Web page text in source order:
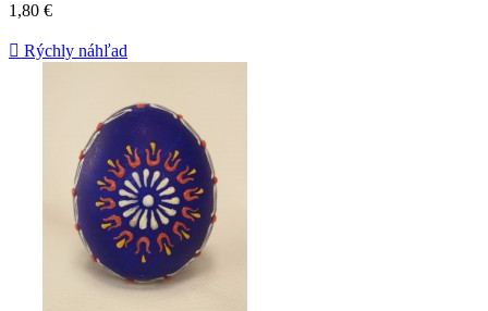
1,80 €
 Rýchly náhľad